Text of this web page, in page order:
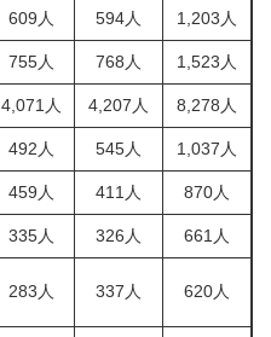
609人 594人 1,203人
755人 768人 1,523人
4,071人 4,207人 8,278人
492人 545人 1,037人
459人 411人 870人
335人 326人 661人
283人 337人 620人